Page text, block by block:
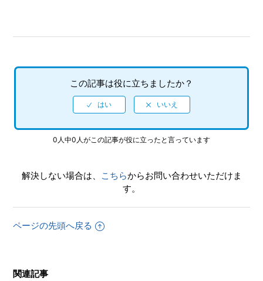
【PS4/初音ミク Project DIVA Future Tone】難易度設定はあ
【PS4/初音ミク Project DIVA Future Tone】収録曲、収録数
【PS4/初音ミク Project DIVA Future Tone】インターネット
【PS4/初音ミク Project DIVA Future Tone】アーケードタイ
【PS4/初音ミク Project DIVA Future Tone】パッケージ版は
この記事は役に立ちましたか？
0人中0人がこの記事が役に立ったと言っています
解決しない場合は、 こちらからお問い合わせいただけま
す。
ページの先頭へ戻る
関連記事